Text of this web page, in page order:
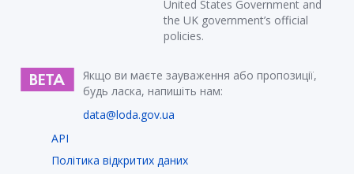
United States Government and
the UK government’s official
policies.
Якщо ви маєте зауваження або пропозиції,
будь ласка, напишіть нам:
data@loda.gov.ua
API
Політика відкритих даних